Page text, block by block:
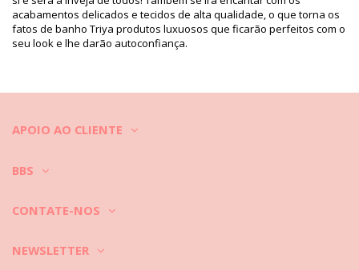
Referência da estampa: TRIYA HIV2021 AZUL
Referência do fornecedor: I21M26LA
Peso: 115g / 0.25lb / 4.06oz
cuidados
Quer desfrutar do seu novo biquíni durante algumas estações? Em
boa qualidade é uma mais valia quando pretende desfrutar do seu
biquíni por mais de um ano consecutivo, mas como devo fazer para
contacto direto com superfícies tais como cimento, pedras (por
acabamentos delicados e tecidos de alta qualidade, o que torna os
fatos de banho Triya produtos luxuosos que ficarão perfeitos com o
seu look e lhe darão autoconfiança.
APOIO AO CLIENTE
BBS
CONTATE-NOS
NEWSLETTER